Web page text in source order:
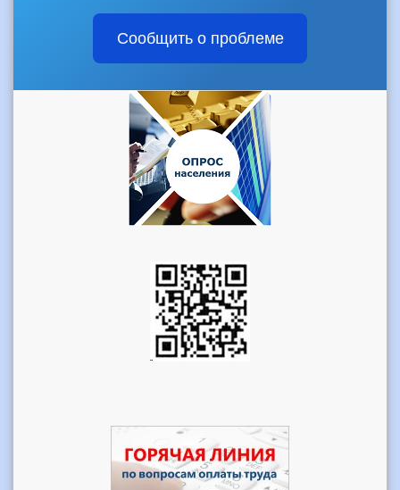
Сообщить о проблеме